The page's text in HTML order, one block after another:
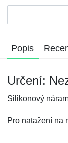
Popis
Určení:
Silikonový
Pro natažení na